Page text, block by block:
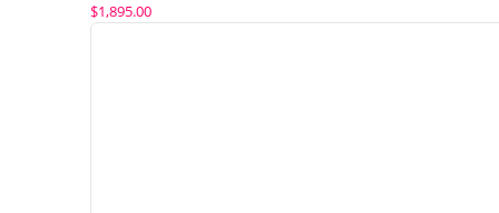
$1,895.00